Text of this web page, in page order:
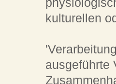
kulturellen
ausgeführte